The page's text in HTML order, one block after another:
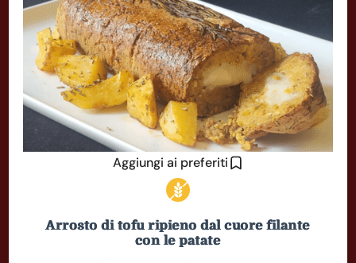
Aggiungi ai preferiti
Arrosto di tofu ripieno dal cuore filante
con le patate